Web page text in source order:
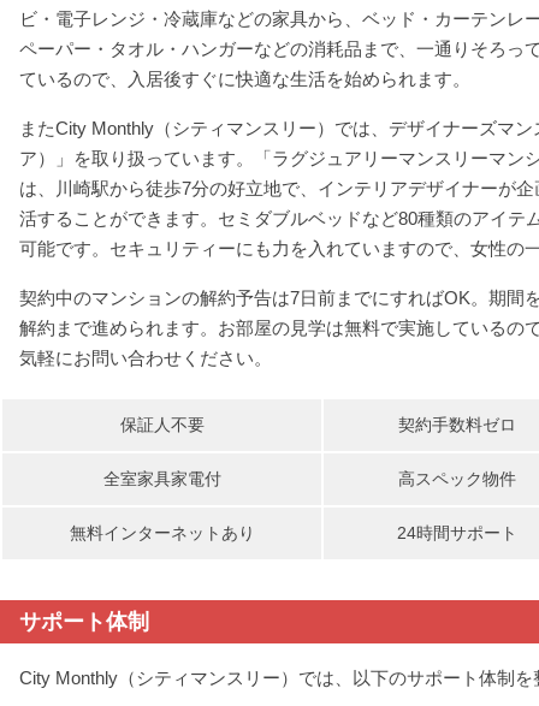
ビ・電子レンジ・冷蔵庫などの家具から、ベッド・カーテンレ
ペーパー・タオル・ハンガーなどの消耗品まで、一通りそろっ
ているので、入居後すぐに快適な生活を始められます。
またCity Monthly（シティマンスリー）では、デザイナーズマ
ア）」を取り扱っています。「ラグジュアリーマンスリーマン
は、川崎駅から徒歩7分の好立地で、インテリアデザイナーが
活することができます。セミダブルベッドなど80種類のアイテ
可能です。セキュリティーにも力を入れていますので、女性の
契約中のマンションの解約予告は7日前までにすればOK。期間
解約まで進められます。お部屋の見学は無料で実施しているの
気軽にお問い合わせください。
保証人不要 契約手数料ゼロ
全室家具家電付 高スペック物件
無料インターネットあり 24時間サポート
サポート体制
City Monthly（シティマンスリー）では、以下のサポート体制